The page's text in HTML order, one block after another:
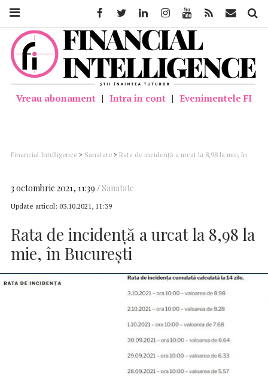
Vreau abonament | Intra in cont | Evenimentele FI
Financial Intelligence > Sanatate > Rata de incidență a urcat la 8,98 la mie, în
3 octombrie 2021, 11:39 Sanatate
Update articol: 03.10.2021, 11:39
Rata de incidență a urcat la 8,98 la
mie, în București
FacebookTwitter LinkedinInstagramYoutube Feed Mail